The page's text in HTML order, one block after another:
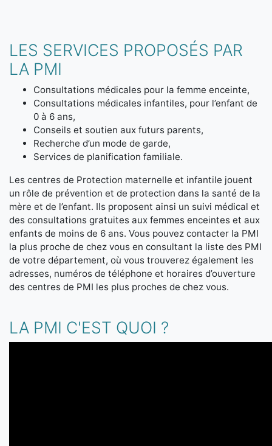
LES SERVICES PROPOSÉS PAR
LA PMI
Consultations médicales pour la femme enceinte,
Consultations médicales infantiles, pour l’enfant de
0 à 6 ans,
Conseils et soutien aux futurs parents,
Recherche d’un mode de garde,
Services de planification familiale.
Les centres de Protection maternelle et infantile jouent
un rôle de prévention et de protection dans la santé de la
mère et de l’enfant. Ils proposent ainsi un suivi médical et
des consultations gratuites aux femmes enceintes et aux
enfants de moins de 6 ans. Vous pouvez contacter la PMI
la plus proche de chez vous en consultant la liste des PMI
de votre département, où vous trouverez également les
adresses, numéros de téléphone et horaires d’ouverture
des centres de PMI les plus proches de chez vous.
LA PMI C'EST QUOI ?